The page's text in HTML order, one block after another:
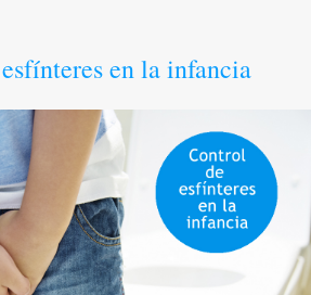
en la infancia